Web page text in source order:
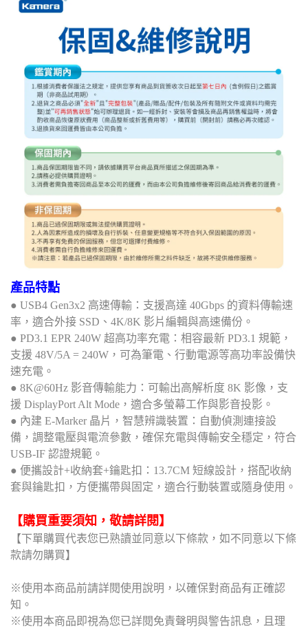
產品特點
● USB4 Gen3x2 高速傳輸：支援高達 40Gbps 的資料傳輸速
率，適合外接 SSD、4K/8K 影片編輯與高速備份。
● PD3.1 EPR 240W 超高功率充電：相容最新 PD3.1 規範，
支援 48V/5A = 240W，可為筆電、行動電源等高功率設備快
速充電。
● 8K@60Hz 影音傳輸能力：可輸出高解析度 8K 影像，支
援 DisplayPort Alt Mode，適合多螢幕工作與影音投影。
● 內建 E-Marker 晶片，智慧辨識裝置：自動偵測連接設
備，調整電壓與電流參數，確保充電與傳輸安全穩定，符合
USB-IF 認證規範。
● 便攜設計+收納套+鑰匙扣：13.7CM 短線設計，搭配收納
套與鑰匙扣，方便攜帶與固定，適合行動裝置或隨身使用。
【購買重要須知，敬請詳閱】
【下單購買代表您已熟讀並同意以下條款，如不同意以下條
款請勿購買】
※使用本商品前請詳閱使用說明，以確保對商品有正確認
知。
※使用本商品即視為您已詳閱免責聲明與警告訊息，且理